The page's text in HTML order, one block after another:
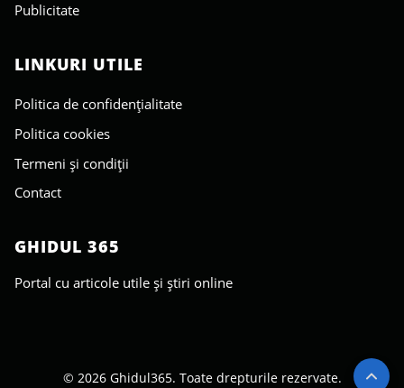
Publicitate
LINKURI UTILE
Politica de confidențialitate
Politica cookies
Termeni și condiții
Contact
GHIDUL 365
Portal cu articole utile și știri online
© 2026 Ghidul365. Toate drepturile rezervate.